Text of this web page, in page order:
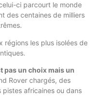
ci parcourt le monde
des centaines de milliers
régions les plus isolées de
pas un choix mais un
Rover chargés, des
africaines ou dans